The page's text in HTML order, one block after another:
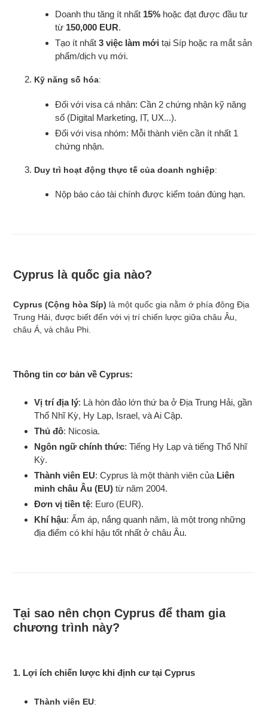
Doanh thu tăng ít nhất 15% hoặc đạt được đầu tư
từ 150,000 EUR.
Tạo ít nhất 3 việc làm mới tại Síp hoặc ra mắt sản
phẩm/dịch vụ mới.
Kỹ năng số hóa:
Đối với visa cá nhân: Cần 2 chứng nhận kỹ năng
số (Digital Marketing, IT, UX...).
Đối với visa nhóm: Mỗi thành viên cần ít nhất 1
chứng nhận.
Duy trì hoạt động thực tế của doanh nghiệp:
Nộp báo cáo tài chính được kiểm toán đúng hạn.
Cyprus là quốc gia nào?
Cyprus (Cộng hòa Síp) là một quốc gia nằm ở phía đông Địa
Trung Hải, được biết đến với vị trí chiến lược giữa châu Âu,
châu Á, và châu Phi.
Thông tin cơ bản về Cyprus:
Vị trí địa lý: Là hòn đảo lớn thứ ba ở Địa Trung Hải, gần
Thổ Nhĩ Kỳ, Hy Lạp, Israel, và Ai Cập.
Thủ đô: Nicosia.
Ngôn ngữ chính thức: Tiếng Hy Lạp và tiếng Thổ Nhĩ
Kỳ.
Thành viên EU: Cyprus là một thành viên của Liên
minh châu Âu (EU) từ năm 2004.
Đơn vị tiền tệ: Euro (EUR).
Khí hậu: Ấm áp, nắng quanh năm, là một trong những
địa điểm có khí hậu tốt nhất ở châu Âu.
Tại sao nên chọn Cyprus để tham gia
chương trình này?
1. Lợi ích chiến lược khi định cư tại Cyprus
Thành viên EU: